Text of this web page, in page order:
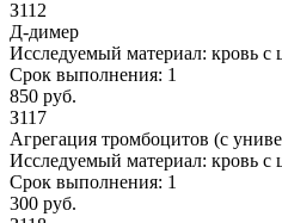
З112
Д-димер
Исследуемый материал: кровь с
Срок выполнения: 1
850 руб.
З117
Агрегация тромбоцитов (с
Исследуемый материал: кровь с
Срок выполнения: 1
300 руб.